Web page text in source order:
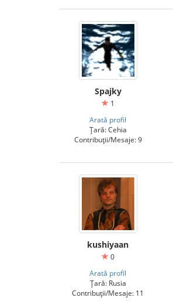
Spajky
1
Arată profil
Țară: Cehia
Contribuții/Mesaje: 9
kushiyaan
0
Arată profil
Țară: Rusia
Contribuții/Mesaje: 11